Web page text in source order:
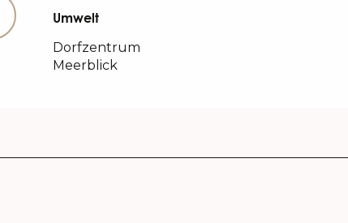
Umwelt
Umwelt
Dorfzentrum
Meerblick